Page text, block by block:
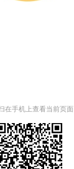
在手机上查看当前页面